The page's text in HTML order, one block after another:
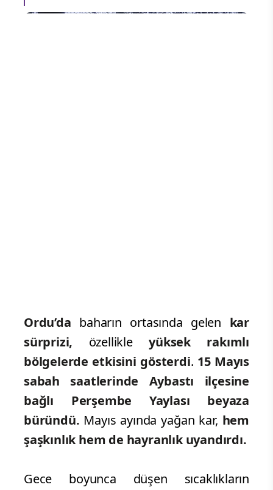
Ordu’da baharın ortasında gelen kar
sürprizi, özellikleyüksek rakımlı
bölgelerde etkisini gösterdi. 15 Mayıs
sabah saatlerinde Aybastı ilçesine
bağlı Perşembe Yaylası beyaza
büründü. Mayıs ayında yağan kar, hem
şaşkınlık hem de hayranlık uyandırdı.
Gece boyunca düşen sıcaklıkların